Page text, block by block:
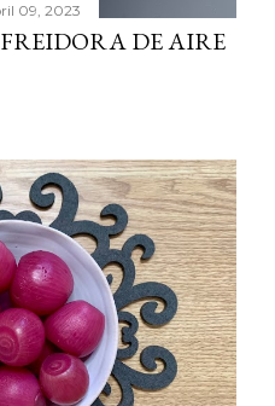
09, 2023
DE AIRE